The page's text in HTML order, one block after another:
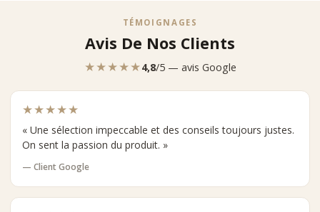
TÉMOIGNAGES
Avis De Nos Clients
★★★★★4,8/5 — avis Google
★★★★★
« Une sélection impeccable et des conseils toujours justes.
On sent la passion du produit. »
— Client Google